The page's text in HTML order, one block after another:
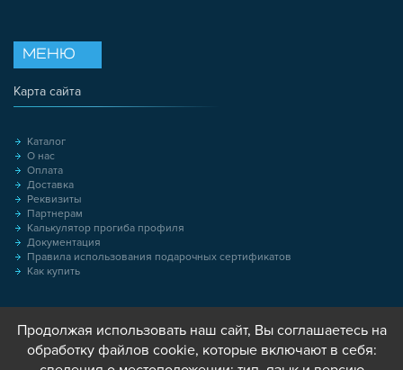
МЕНЮ
Карта сайта
Каталог
О нас
Оплата
Доставка
Реквизиты
Партнерам
Калькулятор прогиба профиля
Документация
Правила использования подарочных сертификатов
Как купить
Продолжая использовать наш сайт, Вы соглашаетесь на
обработку файлов cookie, которые включают в себя: